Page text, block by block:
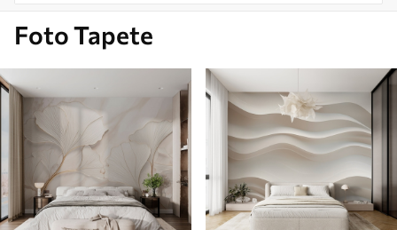
Foto Tapete